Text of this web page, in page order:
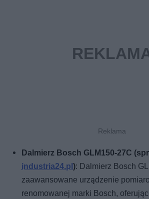
Dalmierz Bosch GLM150-27C
industria24.pl): Dalmierz Bosch
zaawansowane urządzenie
renomowanej marki Bosch,